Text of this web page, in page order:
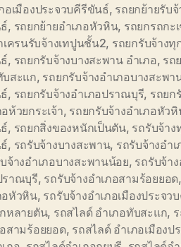
อเมืองประจวบคีรีขันธ์, รถยกย้ายรับ
, รถยกย้ายอำเภอหัวหิน, รถยกรถกะ
เครนรับจ้างเทปูนชั้น2, รถยกรับจ้าง
, รถยกรับจ้างบางสะพาน อำเภอ, รถ
บสะแก, รถยกรับจ้างอำเภอบางสะพา
, รถยกรับจ้างอำเภอปราณบุรี, รถยก
ห้วยกระเจ้า, รถยกรับจ้างอำเภอหัว
, รถยกสิ่งของหนักเป็นตัน, รถรับจ้า
, รถรับจ้างบางสะพาน, รถรับจ้างอำ
จ้างอำเภอบางสะพานน้อย, รถรับจ้า
ราณบุรี, รถรับจ้างอำเภอสามร้อยยอด,
อหัวหิน, รถรับจ้างอำเภอเมืองประจว
หลายตัน, รถสไลด์ อำเภอทับสะแก,
สามร้อยยอด, รถสไลด์ อำเภอเมือง